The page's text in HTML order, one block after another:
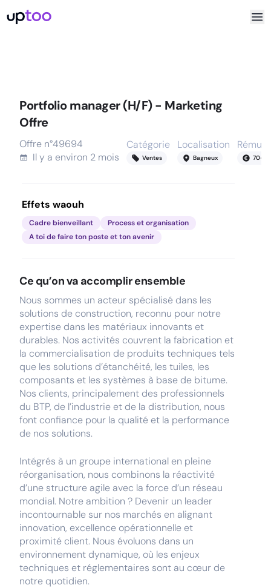
Portfolio manager (H/F) - Marketing
Offre
Offre n°49694
Il y a environ 2 mois
Catégorie
Ventes
Localisation
Bagneux 70-
Effets waouh
Cadre bienveillant
Process et organisation
A toi de faire ton poste et ton avenir
Ce qu’on va accomplir ensemble
Nous sommes un acteur spécialisé dans les
solutions de construction, reconnu pour notre
expertise dans les matériaux innovants et
durables. Nos activités couvrent la fabrication et
la commercialisation de produits techniques tels
que les solutions d’étanchéité, les tuiles, les
composants et les systèmes à base de bitume.
Nos clients, principalement des professionnels
du BTP, de l’industrie et de la distribution, nous
font confiance pour la qualité et la performance
de nos solutions.
Intégrés à un groupe international en pleine
réorganisation, nous combinons la réactivité
d’une structure agile avec la force d’un réseau
mondial. Notre ambition ? Devenir un leader
incontournable sur nos marchés en alignant
innovation, excellence opérationnelle et
proximité client. Nous évoluons dans un
environnement dynamique, où les enjeux
techniques et réglementaires sont au cœur de
notre quotidien.